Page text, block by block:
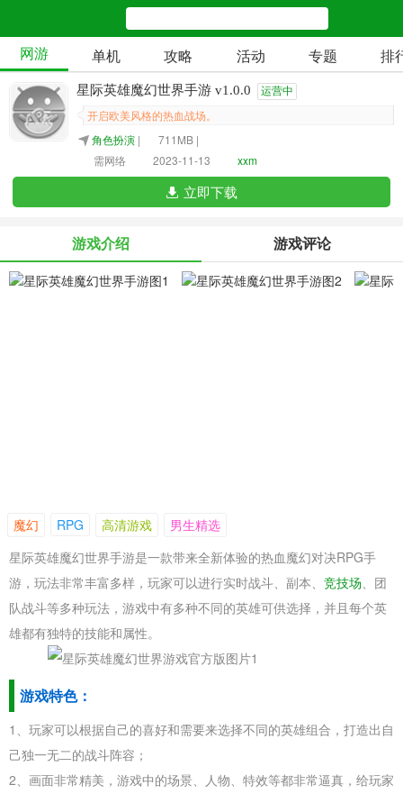
网游 单机 攻略 活动 专题 排
星际英雄魔幻世界手游 v1.0.0 运营中
开启欧美风格的热血战场。
角色扮演 |
711MB |
需网络
2023-11-13 xxm
立即下载
游戏介绍 游戏评论
魔幻 RPG 高清游戏
男生精选
星际英雄魔幻世界手游是一款带来全新体验的热血魔幻对决RPG手
游，玩法非常丰富多样，玩家可以进行实时战斗、副本、 竞技场、团
队战斗等多种玩法，游戏中有多种不同的英雄可供选择，并且每个英
雄都有独特的技能和属性。
游戏特色：
1、玩家可以根据自己的喜好和需要来选择不同的英雄组合，打造出自
己独一无二的战斗阵容；
2、画面非常精美，游戏中的场景、人物、特效等都非常逼真，给玩家